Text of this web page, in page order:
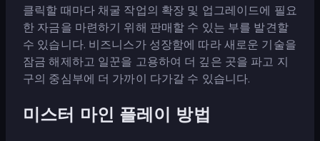
클릭할 때마다 채굴 작업의 확장 및 업그레이드에 필요
한 자금을 마련하기 위해 판매할 수 있는 부를 발견할
수 있습니다. 비즈니스가 성장함에 따라 새로운 기술을
잠금 해제하고 일꾼을 고용하여 더 깊은 곳을 파고 지
구의 중심부에 더 가까이 다가갈 수 있습니다.
미스터 마인 플레이 방법